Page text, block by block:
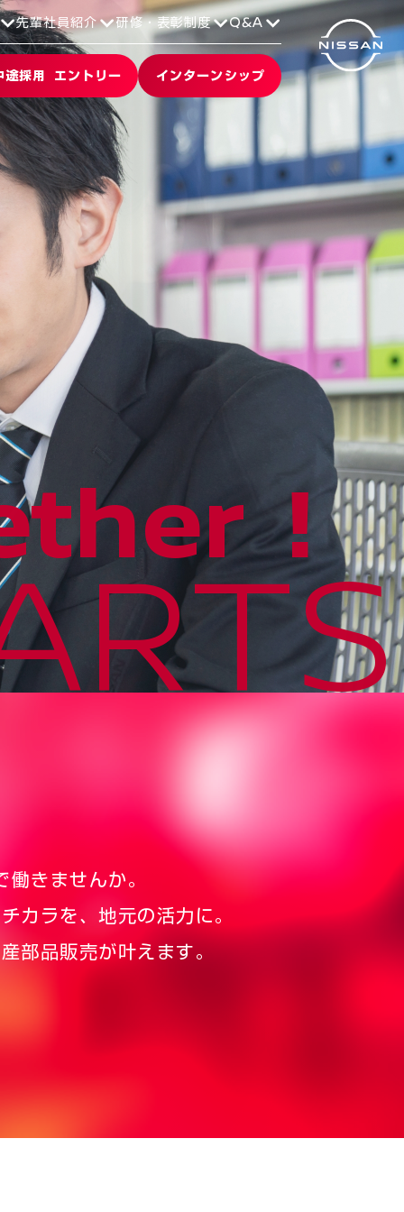
先輩社員紹介 研修・表彰制度 Q&A
途採用 エントリー インターンシップ
!
きませんか。
カラを、地元の活力に。
部品販売が叶えます。